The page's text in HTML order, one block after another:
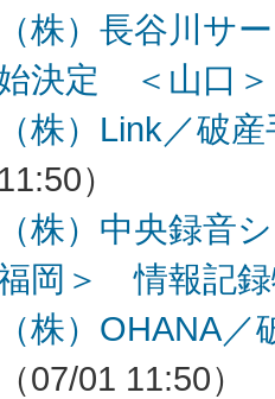
（株）長谷川サ
決定 ＜山口
（株）Link／破
11:50）
（株）中央録音
岡＞ 情報記録
（株）OHANA
（07/01 11:50）